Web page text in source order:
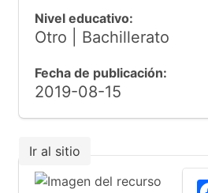
Nivel educativo:
Otro | Bachillerato
Fecha de publicación:
2019-08-15
Ir al sitio